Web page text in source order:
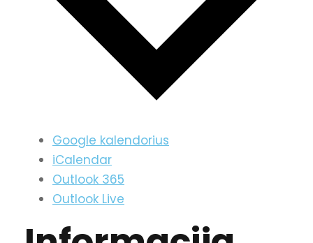
Google kalendorius
iCalendar
Outlook 365
Outlook Live